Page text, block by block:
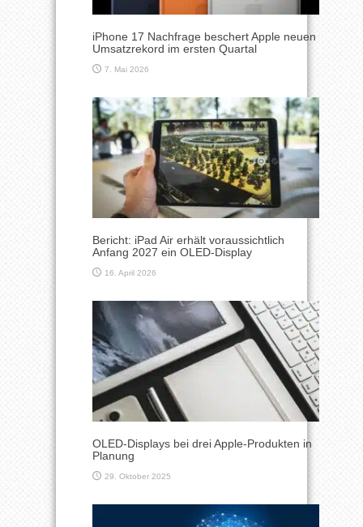
iPhone 17 Nachfrage beschert Apple neuen
Umsatzrekord im ersten Quartal
7. Mai 2026
Bericht: iPad Air erhält voraussichtlich
Anfang 2027 ein OLED-Display
16. April 2026
OLED-Displays bei drei Apple-Produkten in
Planung
29. Oktober 2025